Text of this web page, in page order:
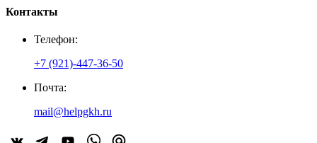
Контакты
Телефон:
+7 (921)-447-36-50
Почта:
mail@helpgkh.ru